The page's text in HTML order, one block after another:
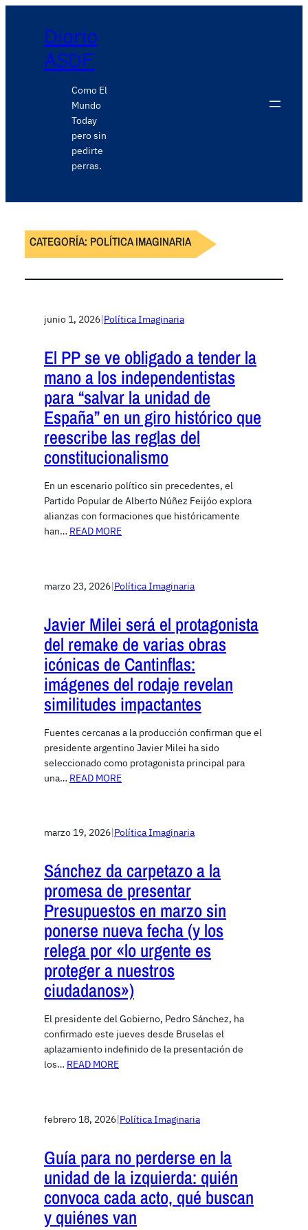
Diario
ASDF
Como El
Mundo
Today
pero sin
pedirte
perras.
CATEGORÍA: POLÍTICA IMAGINARIA
junio 1, 2026|Política Imaginaria
El PP se ve obligado a tender la
mano a los independentistas
para “salvar la unidad de
España” en un giro histórico que
reescribe las reglas del
constitucionalismo
En un escenario político sin precedentes, el
Partido Popular de Alberto Núñez Feijóo explora
alianzas con formaciones que históricamente
han… READ MORE
marzo 23, 2026|Política Imaginaria
Javier Milei será el protagonista
del remake de varias obras
icónicas de Cantinflas:
imágenes del rodaje revelan
similitudes impactantes
Fuentes cercanas a la producción confirman que el
presidente argentino Javier Milei ha sido
seleccionado como protagonista principal para
una… READ MORE
marzo 19, 2026 Política Imaginaria
Sánchez da carpetazo a la
promesa de presentar
Presupuestos en marzo sin
ponerse nueva fecha (y los
relega por «lo urgente es
proteger a nuestros
ciudadanos»)
El presidente del Gobierno, Pedro Sánchez, ha
confirmado este jueves desde Bruselas el
aplazamiento indefinido de la presentación de
los… READ MORE
febrero 18, 2026|Política Imaginaria
Guía para no perderse en la
unidad de la izquierda: quién
convoca cada acto, qué buscan
y quiénes van